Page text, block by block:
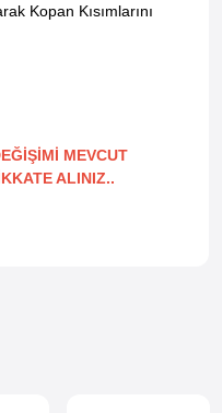
Kopan Kısımlarını
MEVCUT
ALINIZ..